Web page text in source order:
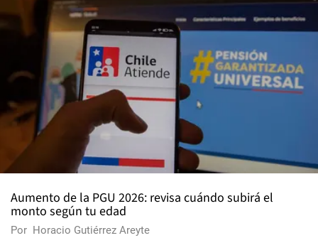
Aumento de la PGU 2026: revisa cuándo subirá el
monto según tu edad
Por Horacio Gutiérrez Areyte